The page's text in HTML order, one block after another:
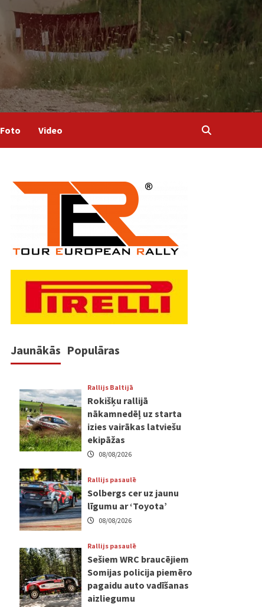
Foto Video
Jaunākās Populāras
Rallijs Baltijā
Rokišķu rallijā
nākamnedēļ uz starta
izies vairākas latviešu
ekipāžas
08/08/2026
Rallijs pasaulē
Solbergs cer uz jaunu
līgumu ar ‘Toyota’
08/08/2026
Rallijs pasaulē
Sešiem WRC braucējiem
Somijas policija piemēro
pagaidu auto vadīšanas
aizliegumu